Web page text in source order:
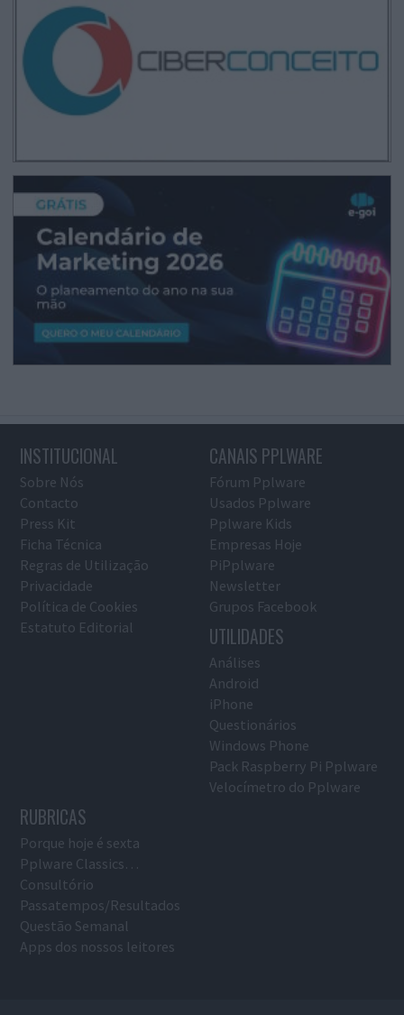
INSTITUCIONAL
Sobre Nós
Contacto
Press Kit
Ficha Técnica
Regras de Utilização
Privacidade
Política de Cookies
Estatuto Editorial
CANAIS PPLWARE
Fórum Pplware
Usados Pplware
Pplware Kids
Empresas Hoje
PiPplware
Newsletter
Grupos Facebook
UTILIDADES
Análises
Android
iPhone
Questionários
Windows Phone
Pack Raspberry Pi Pplware
Velocímetro do Pplware
RUBRICAS
Porque hoje é sexta
Pplware Classics…
Consultório
Passatempos/Resultados
Questão Semanal
Apps dos nossos leitores